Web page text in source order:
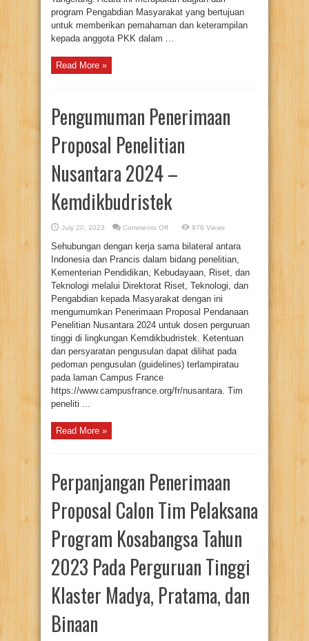
program Pengabdian Masyarakat yang bertujuan
untuk memberikan pemahaman dan keterampilan
kepada anggota PKK dalam ...
Read More »
Pengumuman Penerimaan
Proposal Penelitian
Nusantara 2024 –
Kemdikbudristek
July 20, 2023 Comments Offon
Penerimaan
Proposal
Penelitian
Nusantara
2024
–
Kemdikbudristek
976 Views
Sehubungan dengan kerja sama bilateral antara
Indonesia dan Prancis dalam bidang penelitian,
Kementerian Pendidikan, Kebudayaan, Riset, dan
Teknologi melalui Direktorat Riset, Teknologi, dan
Pengabdian kepada Masyarakat dengan ini
mengumumkan Penerimaan Proposal Pendanaan
Penelitian Nusantara 2024 untuk dosen perguruan
tinggi di lingkungan Kemdikbudristek. Ketentuan
dan persyaratan pengusulan dapat dilihat pada
pedoman pengusulan (guidelines) terlampiratau
pada laman Campus France
https://www.campusfrance.org/fr/nusantara. Tim
peneliti ...
Read More »
Perpanjangan Penerimaan
Proposal Calon Tim Pelaksana
Program Kosabangsa Tahun
2023 Pada Perguruan Tinggi
Klaster Madya, Pratama, dan
Binaan